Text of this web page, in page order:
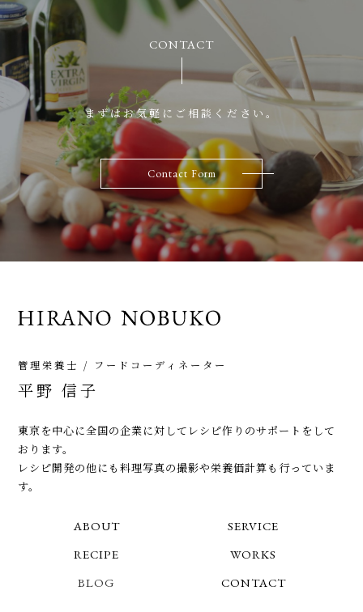
CONTACT
まずはお気軽にご相談ください。
Contact Form
管理栄養士 / フードコーディネーター
平野 信子
東京を中心に全国の企業に対してレシピ作りのサポートをして
おります。
レシピ開発の他にも料理写真の撮影や栄養価計算も行っていま
す。
ABOUT
SERVICE
RECIPE
WORKS
BLOG
CONTACT